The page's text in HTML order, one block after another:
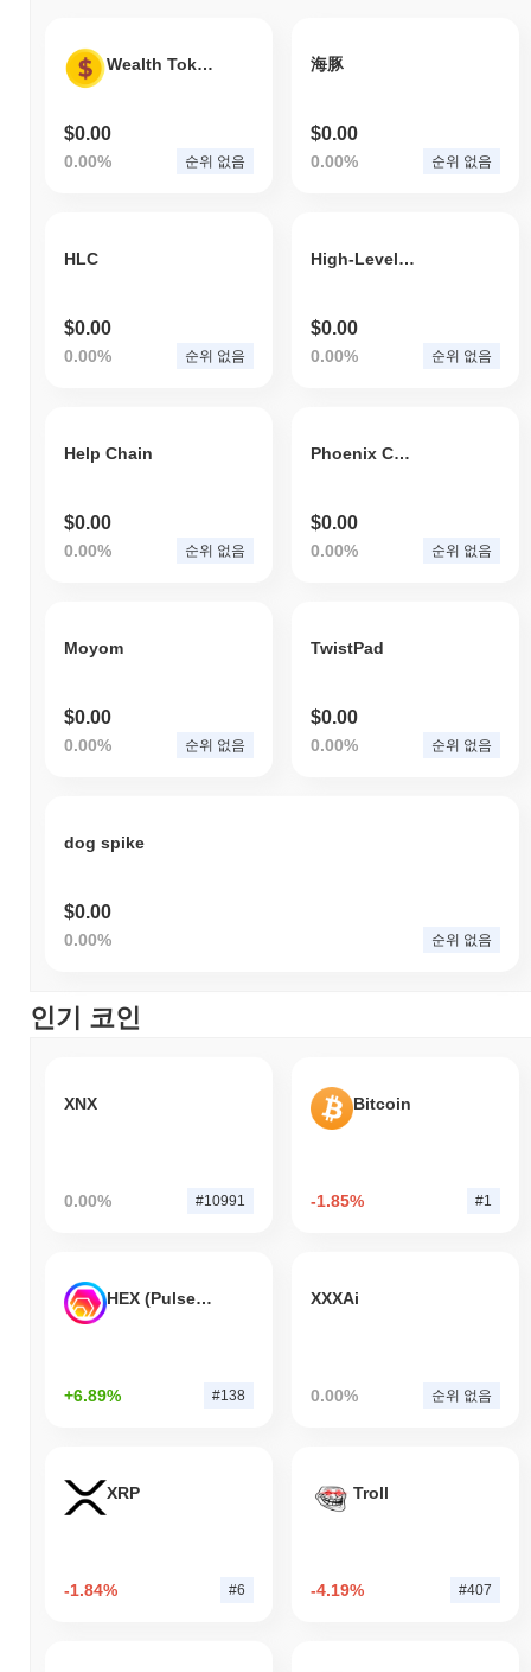
Wealth Token
$0.00
0.00% 순위 없음
海豚
$0.00
0.00% 순위 없음
HLC
$0.00
0.00% 순위 없음
High-Level Bot Test
$0.00
0.00% 순위 없음
Help Chain
$0.00
0.00% 순위 없음
Phoenix Community Token
$0.00
0.00% 순위 없음
Moyom
$0.00
0.00% 순위 없음
TwistPad
$0.00
0.00% 순위 없음
dog spike
$0.00
0.00% 순위 없음
인기 코인
XNX
0.00% #10991
Bitcoin
-1.85% #1
HEX (Pulsechain)
+6.89% #138
XXXAi
0.00% 순위 없음
XRP
-1.84% #6
Troll
-4.19% #407